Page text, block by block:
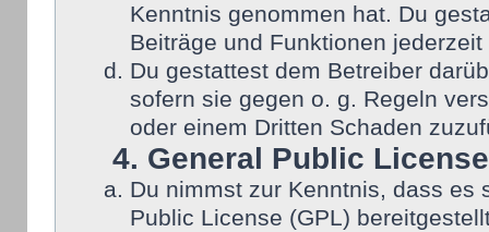
Kenntnis genommen hat. Du
Beiträge und Funktionen
Du gestattest dem Betreiber
sofern sie gegen o. g. Regeln
oder einem Dritten Schaden
4. General Public License
Du nimmst zur Kenntnis, dass es
Public License (GPL)